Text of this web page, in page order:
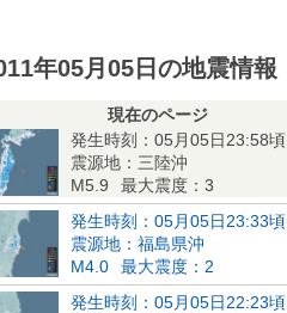
年05月05日の地震情報
現在のページ
発生時刻：05月05日23:58頃
震源地：三陸沖
M5.9
最大震度：3
発生時刻：05月05日23:33頃
震源地：福島県沖
M4.0
最大震度：2
発生時刻：05月05日22:23頃